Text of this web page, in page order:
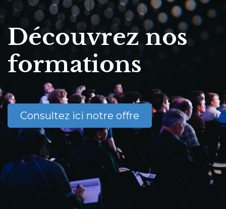
Découvrez nos
formations
Consultez ici notre offre